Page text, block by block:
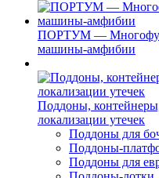
ПОРТУМ —
машины-амфибии
Поддоны,
локализации утечек
Поддоны для
Поддоны-
Поддоны для